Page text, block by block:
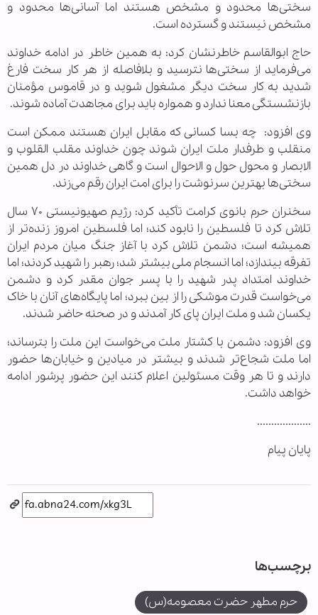
سختی‌ها محدود و مشخص هستند اما آسانی‌ها محدود و
مشخص نیستند و گسترده است.
حاج ابوالقاسم خاطرنشان کرد: به همین خاطر در ادامه خداوند
می‌فرماید از سختی‌ها نترسید و بلافاصله از هر کار سخت فارغ
شدید به کار سخت دیگر مشغول شوید و در قاموس مؤمنان
بازنشستگی معنا ندارد و همواره باید برای مجاهدت آماده شوند.
وی افزود: چه بسا کسانی که مقابل ایران هستند ممکن است
منقلب و طرفدار ملت ایران شوند چون خداوند مقلب القلوب و
الابصار و محول حول و الاحوال است و گاهی خداوند در دل همین
سختی‌ها بهترین سرنوشت را برای امت ایران رقم می‌زند.
سخنران حرم بانوی کرامت تأکید کرد: رژیم صهیونیستی ۷۰ سال
تلاش کرد تا فلسطین را نابود کند؛ اما فلسطین امروز زنده‌تر از
همیشه است؛ دشمن تلاش کرد با آغاز جنگ میان مردم ایران
تفرقه بیندازد؛ اما انسجام ملی بیشتر شد؛ رهبر را شهید کردند؛ اما
خداوند امتداد پدر شهید را با پسر جوان مقدر کرد و دشمن
می‌خواست قدرت موشکی را از بین ببرد؛ اما پایگاه‌های آنان با خاک
یکسان شد و ملت ایران پای کار آمدند و در صحنه حاضر شدند.
وی افزود: دشمن با کشتار ملت می‌خواست این ملت را بترساند؛
اما ملت شجاع‌تر شدند و بیشتر در میادین و خیابان‌ها حضور
دارند و تا هر وقت مسئولین اعلام کنند این حضور پرشور ادامه
خواهد داشت.
...................
پایان پیام
برچسب‌ها
حرم مطهر حضرت معصومه(س)